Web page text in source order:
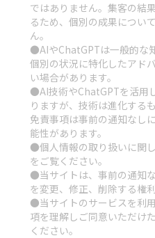
ではありません。集客の結
るため、個別の成果につい
ん。
●AIやChatGPTは一般的な
個別の状況に特化したアド
い場合があります。
●AI技術やChatGPTを活用
りますが、技術は進化する
免責事項は事前の通知なし
能性があります。
●個人情報の取り扱いに関
をご覧ください。
●当サイトは、事前の通知
を変更、修正、削除する権
●当サイトのサービスを利
項を理解しご同意いただけ
ください。